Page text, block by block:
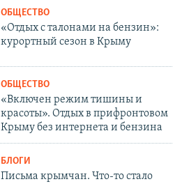
ОБЩЕСТВО
«Отдых с талонами на бензин»:
курортный сезон в Крыму
ОБЩЕСТВО
«Включен режим тишины и
красоты». Отдых в прифронтовом
Крыму без интернета и бензина
БЛОГИ
Письма крымчан. Что-то стало